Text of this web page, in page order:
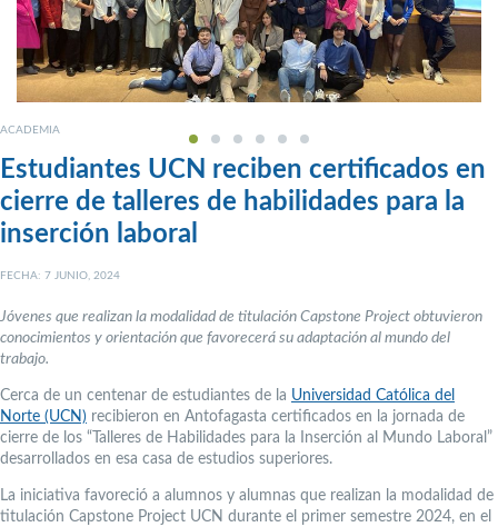
ACADEMIA
Estudiantes UCN reciben certificados en
cierre de talleres de habilidades para la
inserción laboral
FECHA: 7 JUNIO, 2024
Jóvenes que realizan la modalidad de titulación Capstone Project obtuvieron
conocimientos y orientación que favorecerá su adaptación al mundo del
trabajo.
Cerca de un centenar de estudiantes de la Universidad Católica del
Norte (UCN) recibieron en Antofagasta certificados en la jornada de
cierre de los “Talleres de Habilidades para la Inserción al Mundo Laboral”
desarrollados en esa casa de estudios superiores.
La iniciativa favoreció a alumnos y alumnas que realizan la modalidad de
titulación Capstone Project UCN durante el primer semestre 2024, en el